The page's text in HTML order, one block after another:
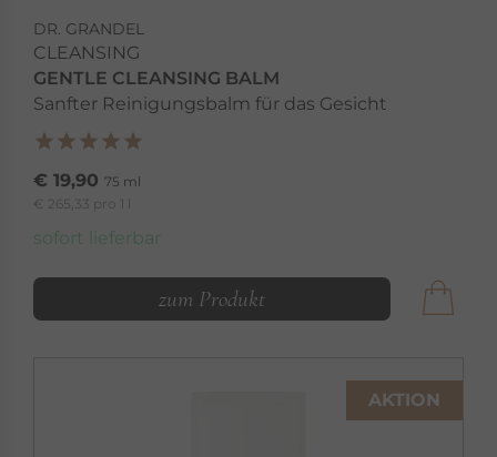
DR. GRANDEL
CLEANSING
GENTLE CLEANSING BALM
Sanfter Reinigungsbalm für das Gesicht
€ 19,90 75 ml
€ 265,33 pro 1 l
sofort lieferbar
zum Produkt
AKTION